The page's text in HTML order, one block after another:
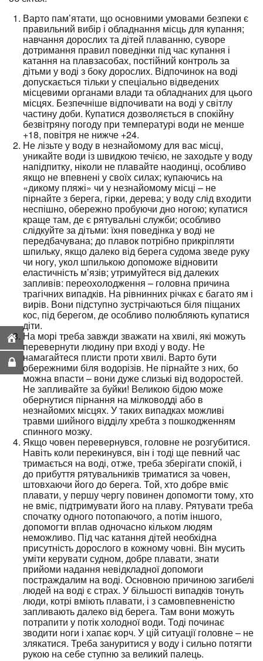
Варто пам’ятати, що основними умовами безпеки є
правильний вибір і обладнання місць для купання;
навчання дорослих та дітей плаванню, суворе
дотримання правил поведінки під час купання і
катання на плавзасобах, постійний контроль за
дітьми у воді з боку дорослих. Відпочинок на воді
допускається тільки у спеціально відведених
місцевими органами влади та обладнаних для цього
місцях. Безпечніше відпочивати на воді у світлу
частину доби. Купатися дозволяється в спокійну
безвітряну погоду при температурі води не менше
+18, повітря не нижче +24.
Не лізьте у воду в незнайомому для вас місці,
уникайте води із швидкою течією, не заходьте у воду
напідпитку, ніколи не плавайте наодинці, особливо
якщо не впевнені у своїх силах; купаючись на
«дикому пляжі» чи у незнайомому місці – не
пірнайте з берега, гірки, дерева; у воду слід входити
неспішно, обережно пробуючи дно ногою; купатися
краще там, де є рятувальні служби; особливо
слідкуйте за дітьми: їхня поведінка у воді не
передбачувана; до плавок потрібно прикріпляти
шпильку, якщо далеко від берега судома зведе руку
чи ногу, укол шпилькою допоможе відновити
еластичність м’язів; утримуйтеся від далеких
запливів: переохолодження – головна причина
трагічних випадків. На рівнинних річках є багато ям і
вирів. Вони підступно зустрічаються біля піщаних
кос, під берегом, де особливо полюбляють купатися
діти.
На морі треба завжди зважати на хвилі, які можуть
перевернути людину при вході у воду. Не
намагайтеся плисти проти хвилі. Варто бути
обережними біля водорізів. Не пірнайте з них, бо
можна впасти – вони дуже слизькі від водоростей.
Не запливайте за буйки! Великою бідою може
обернутися пірнання на мілководді або в
незнайомих місцях. У таких випадках можливі
травми шийного відділу хребта з пошкодженням
спинного мозку.
Якщо човен перевернувся, головне не розгубитися.
Навіть коли перекинувся, він і тоді ще певний час
тримається на воді, отже, треба зберігати спокій, і
до прибуття рятувальників триматися за човен,
штовхаючи його до берега. Той, хто добре вміє
плавати, у першу чергу повинен допомогти тому, хто
не вміє, підтримувати його на плаву. Рятувати треба
спочатку одного потопаючого, а потім іншого,
допомогти вплав одночасно кільком людям
неможливо. Під час катання дітей необхідна
присутність дорослого в кожному човні. Він мусить
уміти керувати судном, добре плавати, знати
прийоми надання невідкладної допомоги
постраждалим на воді. Основною причиною загибелі
людей на воді є страх. У більшості випадків тонуть
люди, котрі вміють плавати, і з самовпевненістю
запливають далеко від берега. Там вони можуть
потрапити у потік холодної води. Тоді починає
зводити ноги і хапає корч. У цій ситуації головне – не
злякатися. Треба зануритися у воду і сильно потягти
рукою на себе ступню за великий палець.